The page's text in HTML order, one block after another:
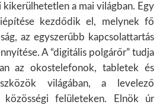
kikerülhetetlen a mai világban. Egy
kezdődik el, melynek fő
az egyszerűbb kapcsolattartás
A “digitális polgárőr” tudja
az okostelefonok, tabletek és
világában, a levelező
közösségi felületeken. Elnök úr